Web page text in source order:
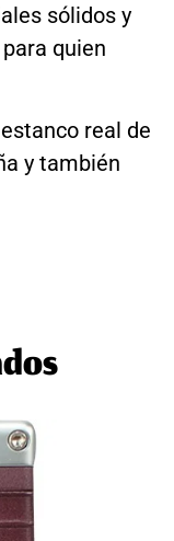
sólidos y
quien
real de
y también